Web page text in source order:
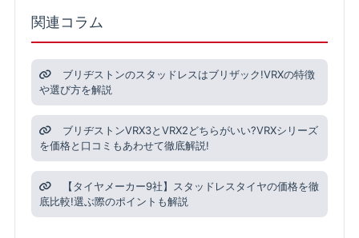
関連コラム
ブリヂストンのスタッドレスはブリザック!VRXの特徴
や選び方を解説
ブリヂストンVRX3とVRX2どちらがいい?VRXシリーズ
を価格と口コミもあわせて徹底解説!
【タイヤメーカー9社】スタッドレスタイヤの価格を徹
底比較!選ぶ際のポイントも解説